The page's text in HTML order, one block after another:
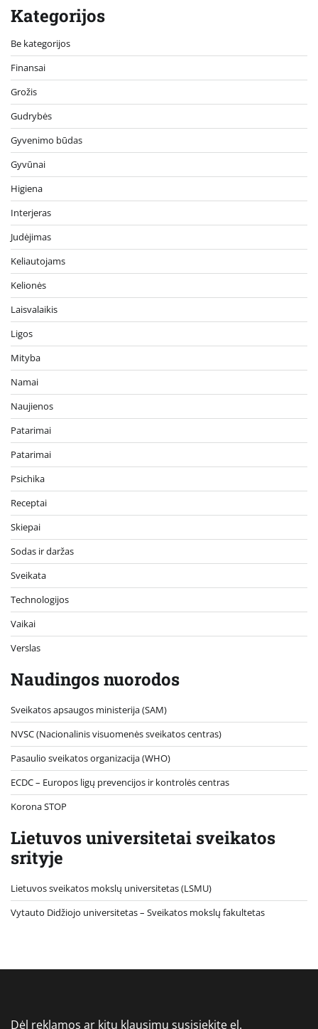
Kategorijos
Be kategorijos
Finansai
Grožis
Gudrybės
Gyvenimo būdas
Gyvūnai
Higiena
Interjeras
Judėjimas
Keliautojams
Kelionės
Laisvalaikis
Ligos
Mityba
Namai
Naujienos
Patarimai
Patarimai
Psichika
Receptai
Skiepai
Sodas ir daržas
Sveikata
Technologijos
Vaikai
Verslas
Naudingos nuorodos
Sveikatos apsaugos ministerija (SAM)
NVSC (Nacionalinis visuomenės sveikatos centras)
Pasaulio sveikatos organizacija (WHO)
ECDC – Europos ligų prevencijos ir kontrolės centras
Korona STOP
Lietuvos universitetai sveikatos
srityje
Lietuvos sveikatos mokslų universitetas (LSMU)
Vytauto Didžiojo universitetas– Sveikatos mokslų fakultetas
Dėl reklamos ar kitų klausimų susisiekite el.